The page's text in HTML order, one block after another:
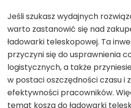
Jeśli szukasz wydajnych
warto zastanowić się nad
ładowarki teleskopowej. Ta
przyczyni się do usprawnienia
logistycznych, a także
w postaci oszczędności czasu i
efektywności pracowników.
temat kosza do ładowarki